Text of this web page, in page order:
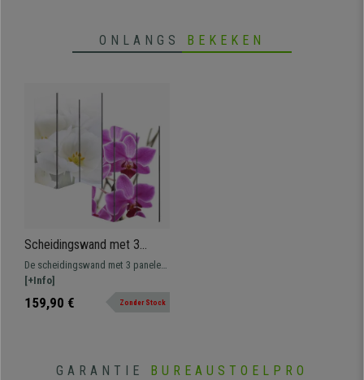
ONLANGS BEKEKEN
Scheidingswand met 3
panelen VINTAGE
ORCHIDEEN,
Structuur
De scheidingswand met 3 panelen
VINTAGE ORCHIDEEN geeft uw
werkruimte een natuursfeer.
Daarnaast is hij ideaal voor het
[+Info]
159,90 € Zonder Stock
GARANTIE BUREAUSTOELPRO